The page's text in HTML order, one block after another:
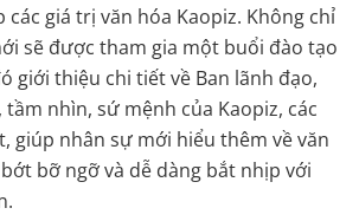
các giá trị văn hóa Kaopiz. Không chỉ
sẽ được tham gia một buổi đào tạo
giới thiệu chi tiết về Ban lãnh đạo,
nhìn, sứ mệnh của Kaopiz, các
giúp nhân sự mới hiểu thêm về văn
bỡ ngỡ và dễ dàng bắt nhịp với